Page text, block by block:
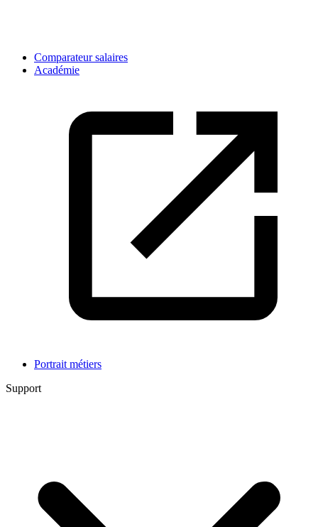
Comparateur salaires
Académie
Portrait métiers
Support